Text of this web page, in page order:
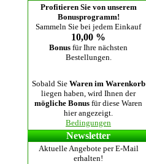
Profitieren Sie von unserem
Bonusprogramm!
Sammeln Sie bei jedem Einkauf
10,00 %
Bonus für Ihre nächsten
Bestellungen.
Sobald Sie Waren im Warenkorb
liegen haben, wird Ihnen der
mögliche Bonus für diese Waren
hier angezeigt.
Bedingungen
Newsletter
Aktuelle Angebote per E-Mail
erhalten!